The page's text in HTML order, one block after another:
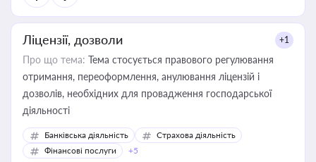
Ліцензії, дозволи +1
Про що тема: Тема стосується правового регулювання
отримання, переоформлення, анулювання ліцензій і
дозволів, необхідних для провадження господарської
діяльності
Банківська діяльність
Страхова діяльність
Фінансові послуги
+5